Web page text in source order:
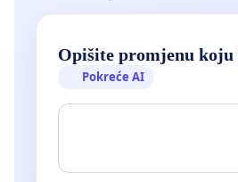
Opišite promjenu
Pokreće AI